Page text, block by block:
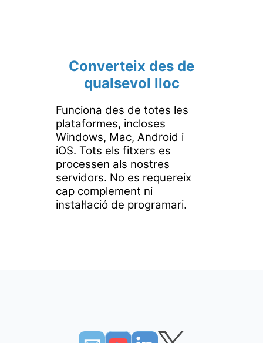
Converteix des de
qualsevol lloc
Funciona des de totes les
plataformes, incloses
Windows, Mac, Android i
iOS. Tots els fitxers es
processen als nostres
servidors. No es requereix
cap complement ni
instal·lació de programari.